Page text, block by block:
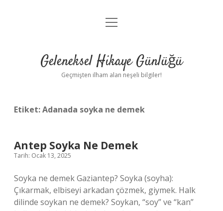
Anasayfa
Yasal Uyarı
menüyü
Geleneksel Hikaye Günlüğü
Geçmişten ilham alan neşeli bilgiler!
Etiket:Adanada soyka ne demek
Antep Soyka Ne Demek
Tarih: Ocak 13, 2025
Soyka ne demek Gaziantep? Soyka (soyha):
Çıkarmak, elbiseyi arkadan çözmek, giymek. Halk
dilinde soykan ne demek? Soykan, “soy” ve “kan”